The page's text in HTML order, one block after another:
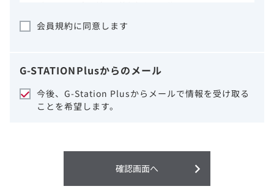
事項をご熟読いただき、同意された場合のみご利用くだ
ギリアドは、本サイトのコンテンツについて
細心の注意を払い、正確かつ最新の情報を提
供するように努力をしておりますが、正確
性、確実性、妥当性、有用性、ご利用になら
利用することまたは利用できなかったことよ
り生じる損害については一切の責任を負いか
会員規約に同意します
G-STATIONPlusからのメール
今後、G-Station Plusからメールで情報を受け取る
ことを希望します。
確認画面へ